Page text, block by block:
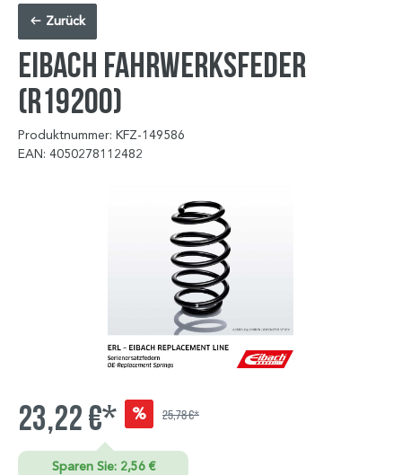
Zurück
EIBACH Fahrwerksfeder
(R19200)
Produktnummer: KFZ-149586
EAN: 4050278112482
23,22 €* % 25,78 €*
Sparen Sie: 2,56 €